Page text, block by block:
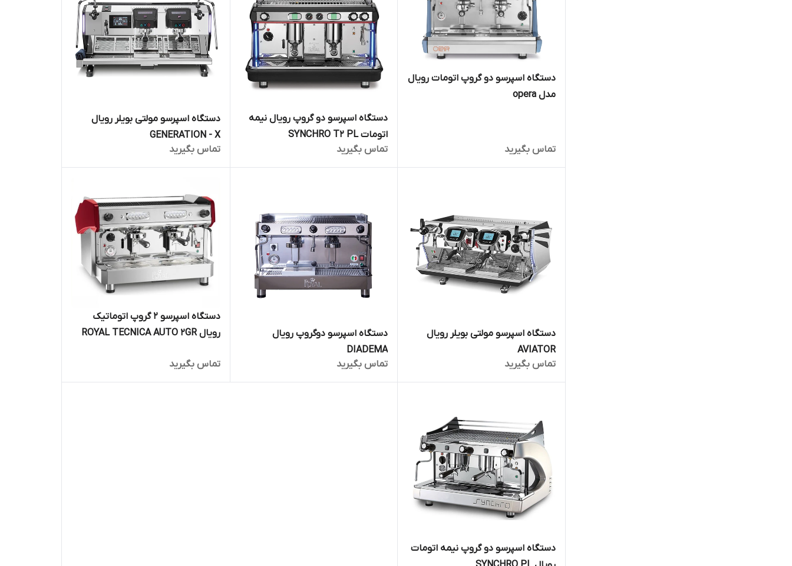
دستگاه اسپرسو دو گروپ اتومات رویال
مدل opera
تماس بگیرید
دستگاه اسپرسو دو گروپ رویال نیمه
اتومات SYNCHRO T2 PL
تماس بگیرید
دستگاه اسپرسو مولتی بویلر رویال
GENERATION - X
تماس بگیرید
دستگاه اسپرسو مولتی بویلر رویال
AVIATOR
تماس بگیرید
دستگاه اسپرسو دوگروپ رویال
DIADEMA
تماس بگیرید
دستگاه اسپرسو 2 گروپ اتوماتیک
رویال ROYAL TECNICA AUTO 2GR
تماس بگیرید
دستگاه اسپرسو دو گروپ نیمه اتومات